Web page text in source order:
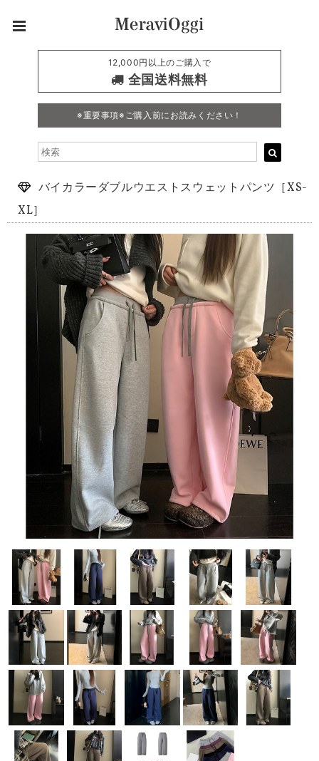
12,000円以上のご購入で
全国送料無料
※重要事項※ご購入前にお読みください！
バイカラーダブルウエストスウェットパンツ［XS-
XL］